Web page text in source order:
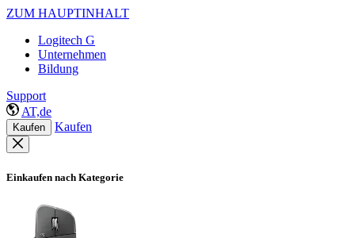
ZUM HAUPTINHALT
Logitech G
Unternehmen
Bildung
Support
AT,de
Kaufen Kaufen
Einkaufen nach Kategorie